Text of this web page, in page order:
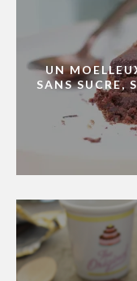
UN
SANS SUCRE,